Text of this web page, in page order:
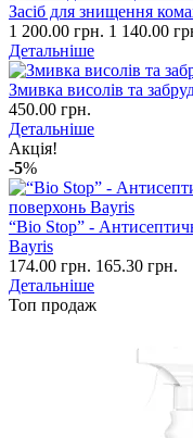
Засіб для знищення
1 200.00 грн. 1 140.00
Детальніше
Змивка висолів та
450.00 грн.
Детальніше
Акція!
-5%
“Bio Stop” -
Bayris
174.00 грн. 165.30 грн.
Детальніше
Топ продаж